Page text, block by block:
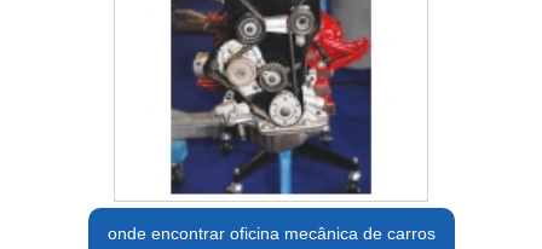
onde encontrar oficina mecânica de carros